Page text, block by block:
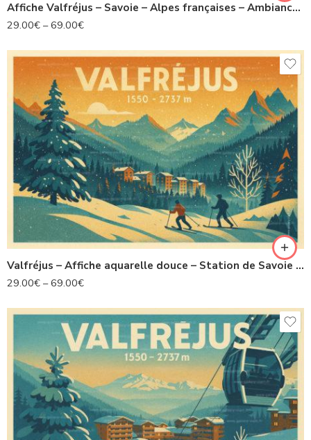
Affiche Valfréjus – Savoie – Alpes françaises – Ambiance rétro & artistique
29.00€ –69.00€
Valfréjus – Affiche aquarelle douce – Station de Savoie – Collection Les Alpes Illustrées
29.00€ –69.00€